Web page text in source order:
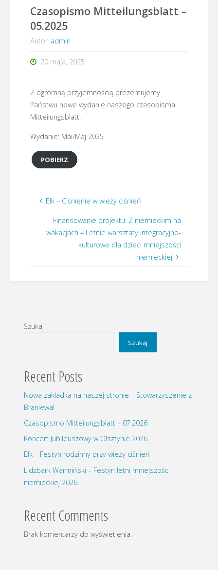
Czasopismo Mitteilungsblatt –
05.2025
Autor admin
20 maja, 2025
Z ogromną przyjemnością prezentujemy
Państwu nowe wydanie naszego czasopisma
Mitteilungsblatt.
Wydanie: Mai/Maj 2025
POBIERZ
Ełk – Ciśnienie w wieży ciśnień
Finansowanie projektu: Z niemieckim na
wakacjach – Letnie warsztaty integracyjno-
kulturowe dla dzieci mniejszości
niemieckiej
Szukaj
Szukaj
Recent Posts
Nowa zakładka na naszej stronie – Stowarzyszenie z
Braniewa!
Czasopismo Mitteilungsblatt – 07.2026
Koncert Jubileuszowy w Olsztynie 2026
Ełk – Festyn rodzinny przy wieży ciśnień
Lidzbark Warmiński – Festyn letni mniejszości
niemieckiej 2026
Recent Comments
Brak komentarzy do wyświetlenia.